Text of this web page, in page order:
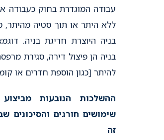
עבודה המוגדרת בחוק כעבודה
ללא היתר או תוך סטיה מהיתר,
בניה היוצרת חריגת בניה.
בניה הן פיצול דירה, סגירת
להיתר [כגון הוספת חדרים או
ההשלכות הנובעות
שימושים חורגים והסיכונים
זה